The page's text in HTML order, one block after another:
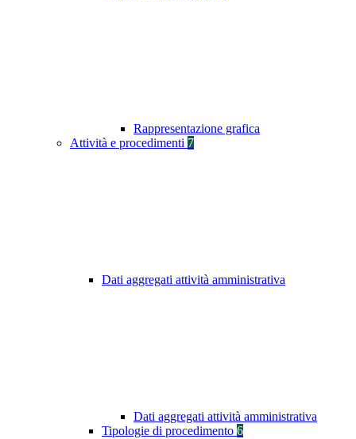
Rappresentazione grafica
Attività e procedimenti 7
Dati aggregati attività amministrativa
Dati aggregati attività amministrativa
Tipologie di procedimento 6